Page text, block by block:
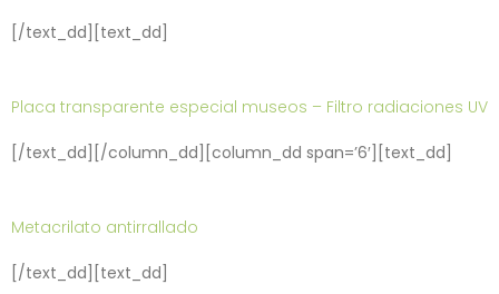
[/text_dd][text_dd]
Placa transparente especial museos – Filtro radiaciones UV
[/text_dd][/column_dd][column_dd span=’6′][text_dd]
Metacrilato antirrallado
[/text_dd][text_dd]